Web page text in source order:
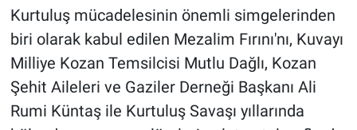
Kurtuluş mücadelesinin önemli simgelerinden
biri olarak kabul edilen Mezalim Fırını'nı, Kuvayı
Milliye Kozan Temsilcisi Mutlu Dağlı, Kozan
Şehit Aileleri ve Gaziler Derneği Başkanı Ali
Rumi Küntaş ile Kurtuluş Savaşı yıllarında